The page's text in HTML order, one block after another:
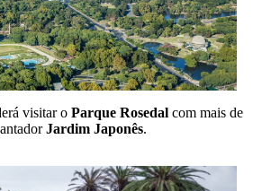
visitar o Parque Rosedal com mais de
Jardim Japonês.